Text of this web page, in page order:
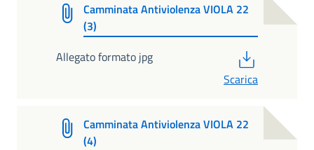
Camminata Antiviolenza VIOLA 22
(3)
Allegato formato jpg
Scarica
Camminata Antiviolenza VIOLA 22
(4)